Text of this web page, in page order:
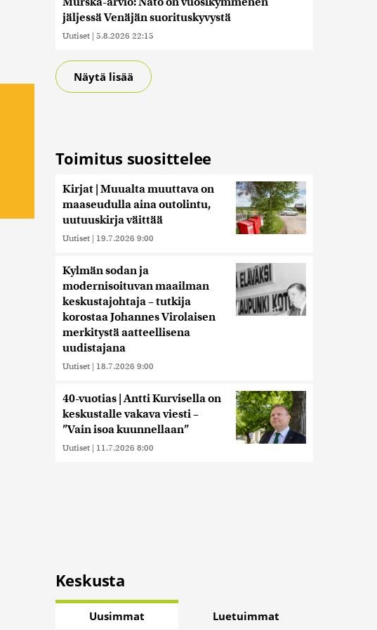
jäljessä Venäjän suorituskyvystä
Uutiset | 5.8.2026 22:15
Näytä lisää
Toimitus suosittelee
Kirjat | Muualta muuttava on
maaseudulla aina outolintu,
uutuuskirja väittää
Uutiset | 19.7.2026 9:00
Kylmän sodan ja
modernisoituvan maailman
keskustajohtaja – tutkija
korostaa Johannes Virolaisen
merkitystä aatteellisena
uudistajana
Uutiset | 18.7.2026 9:00
40-vuotias | Antti Kurvisella on
keskustalle vakava viesti –
”Vain isoa kuunnellaan”
Uutiset | 11.7.2026 8:00
Keskusta
Uusimmat Luetuimmat